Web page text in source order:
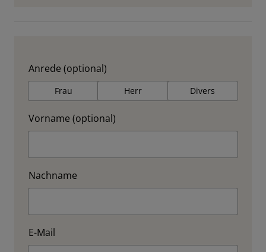
Anrede (optional)
Frau Herr Divers
Vorname (optional)
Nachname
E-Mail